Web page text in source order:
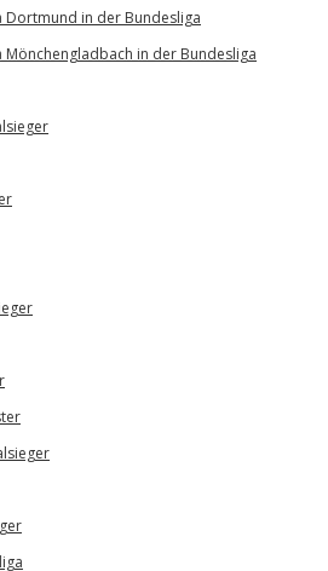
Dortmund in der Bundesliga
in der Bundesliga